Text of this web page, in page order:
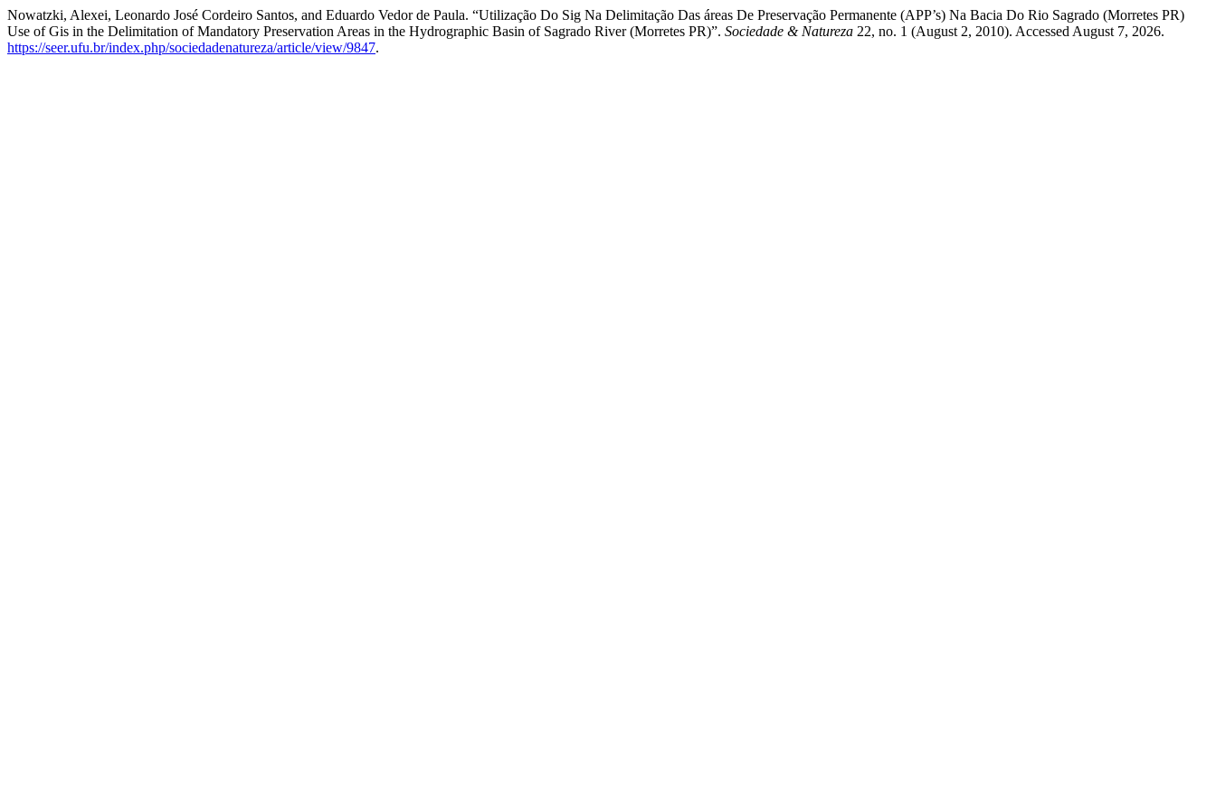
Nowatzki, Alexei, Leonardo José Cordeiro Santos, and Eduardo Vedor de Paula. “Utilização Do Sig Na Delimitação Das áreas De Preservação Permanente (APP’s) Na Bacia Do Rio Sagrado (Morretes PR)
Use of Gis in the Delimitation of Mandatory Preservation Areas in the Hydrographic Basin of Sagrado River (Morretes PR)”. Sociedade & Natureza 22, no. 1 (August 2, 2010). Accessed August 7, 2026.
https://seer.ufu.br/index.php/sociedadenatureza/article/view/9847.